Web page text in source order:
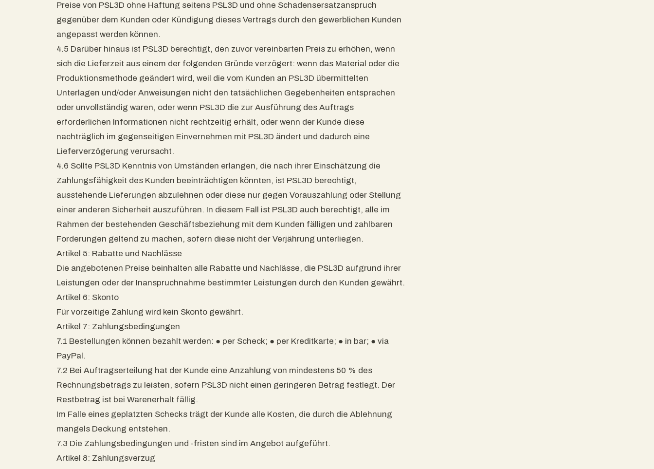
Preise von PSL3D ohne Haftung seitens PSL3D und ohne Schadensersatzanspruch
gegenüber dem Kunden oder Kündigung dieses Vertrags durch den gewerblichen Kunden
angepasst werden können.
4.5 Darüber hinaus ist PSL3D berechtigt, den zuvor vereinbarten Preis zu erhöhen, wenn
sich die Lieferzeit aus einem der folgenden Gründe verzögert: wenn das Material oder die
Produktionsmethode geändert wird, weil die vom Kunden an PSL3D übermittelten
Unterlagen und/oder Anweisungen nicht den tatsächlichen Gegebenheiten entsprachen
oder unvollständig waren, oder wenn PSL3D die zur Ausführung des Auftrags
erforderlichen Informationen nicht rechtzeitig erhält, oder wenn der Kunde diese
nachträglich im gegenseitigen Einvernehmen mit PSL3D ändert und dadurch eine
Lieferverzögerung verursacht.
4.6 Sollte PSL3D Kenntnis von Umständen erlangen, die nach ihrer Einschätzung die
Zahlungsfähigkeit des Kunden beeinträchtigen könnten, ist PSL3D berechtigt,
ausstehende Lieferungen abzulehnen oder diese nur gegen Vorauszahlung oder Stellung
einer anderen Sicherheit auszuführen. In diesem Fall ist PSL3D auch berechtigt, alle im
Rahmen der bestehenden Geschäftsbeziehung mit dem Kunden fälligen und zahlbaren
Forderungen geltend zu machen, sofern diese nicht der Verjährung unterliegen.
Artikel 5: Rabatte und Nachlässe
Die angebotenen Preise beinhalten alle Rabatte und Nachlässe, die PSL3D aufgrund ihrer
Leistungen oder der Inanspruchnahme bestimmter Leistungen durch den Kunden gewährt.
Artikel 6: Skonto
Für vorzeitige Zahlung wird kein Skonto gewährt.
Artikel 7: Zahlungsbedingungen
7.1 Bestellungen können bezahlt werden: ● per Scheck; ● per Kreditkarte; ● in bar; ● via
PayPal.
7.2 Bei Auftragserteilung hat der Kunde eine Anzahlung von mindestens 50 % des
Rechnungsbetrags zu leisten, sofern PSL3D nicht einen geringeren Betrag festlegt. Der
Restbetrag ist bei Warenerhalt fällig.
Im Falle eines geplatzten Schecks trägt der Kunde alle Kosten, die durch die Ablehnung
mangels Deckung entstehen.
7.3 Die Zahlungsbedingungen und -fristen sind im Angebot aufgeführt.
Artikel 8: Zahlungsverzug